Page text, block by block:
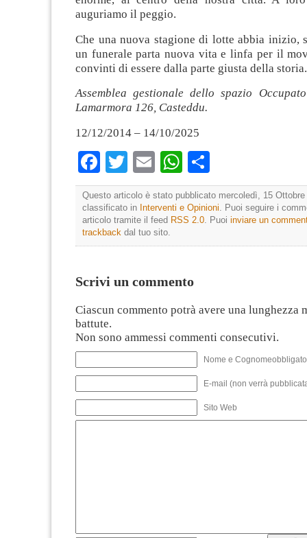
auguriamo il peggio.
Che una nuova stagione di lotte abbia inizio,
un funerale parta nuova vita e linfa per il
convinti di essere dalla parte giusta della storia.
Assemblea gestionale dello spazio
Lamarmora 126, Casteddu.
12/12/2014 – 14/10/2025
Facebook
TwitterEmailWhatsApp
Questo articolo è stato pubblicato mercoledì, 15
classificato in Interventi e Opinioni . Puoi seguire i
articolo tramite il feed RSS 2.0 . Puoi inviare un
trackback dal tuo sito.
Scrivi un commento
Ciascun commento potrà avere una lunghezza
battute.
Non sono ammessi commenti consecutivi.
Nome e
E-mail (non verrà
Sito Web